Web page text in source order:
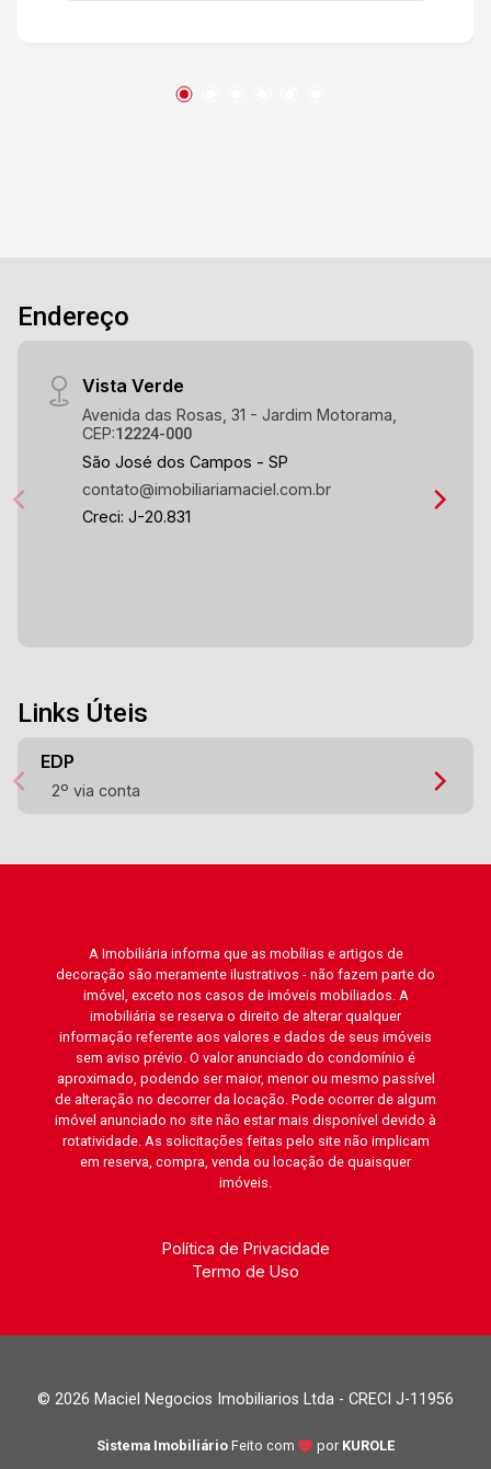
Endereço
Vista Verde
Avenida das Rosas, 31 - Jardim Motorama,
CEP:12224-000
São José dos Campos - SP
contato@imobiliariamaciel.com.br
Creci: J-20.831
Links Úteis
EDP
2º via conta
A Imobiliária informa que as mobílias e artigos de
decoração são meramente ilustrativos - não fazem parte do
imóvel, exceto nos casos de imóveis mobiliados. A
imobiliária se reserva o direito de alterar qualquer
informação referente aos valores e dados de seus imóveis
sem aviso prévio. O valor anunciado do condomínio é
aproximado, podendo ser maior, menor ou mesmo passível
de alteração no decorrer da locação. Pode ocorrer de algum
imóvel anunciado no site não estar mais disponível devido à
rotatividade. As solicitações feitas pelo site não implicam
em reserva, compra, venda ou locação de quaisquer
imóveis.
Política de Privacidade
Termo de Uso
© 2026 Maciel Negocios Imobiliarios Ltda - CRECI J-11956
Sistema Imobiliário Feito com por KUROLE